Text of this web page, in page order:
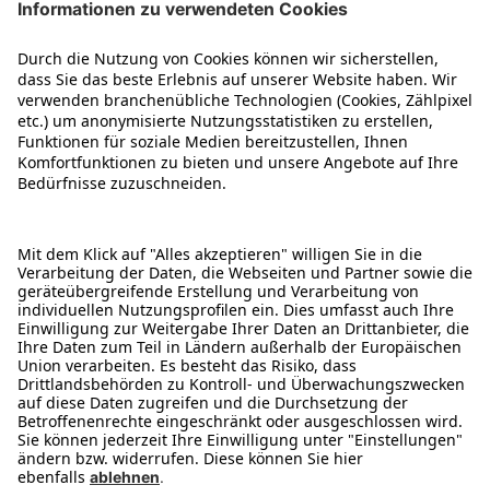
Kontakt
Karriere
Impressum
2 Jahre Garantie
Was ist B-Ware
Reservierung & Abholung
Zahlungsarten
1) Ehemalige Unverbindliche Preisempfehlung. 2) Als B- oder C-Ware werden
Verkaufsartikel bezeichnet, die nicht mehr original verpackt sind. Hierunter fallen
Artikel mit beschädigter oder fehlender Originalverpackung (insb. Retouren aus
dem Versandhandel) sowie Artikel, die schon einmal ausgepackt und vorgeführt
oder vom Kunden angesehen wurden. B-Ware kann im Einzelfall minimale